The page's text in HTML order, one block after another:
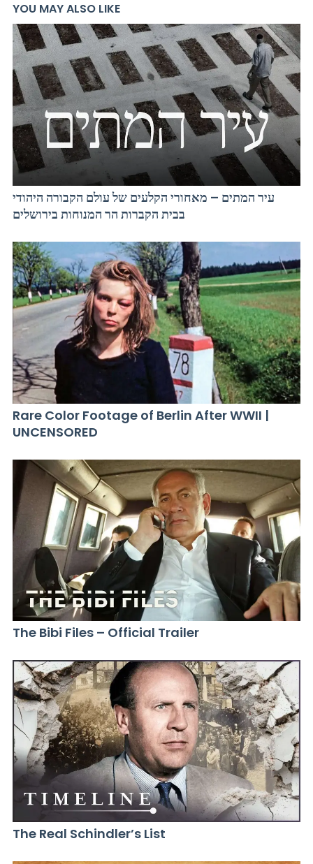
YOU MAY ALSO LIKE
עיר המתים – מאחורי הקלעים של עולם הקבורה היהודי
בבית הקברות הר המנוחות בירושלים
Rare Color Footage of Berlin After WWII |
UNCENSORED
The Bibi Files – Official Trailer
The Real Schindler’s List